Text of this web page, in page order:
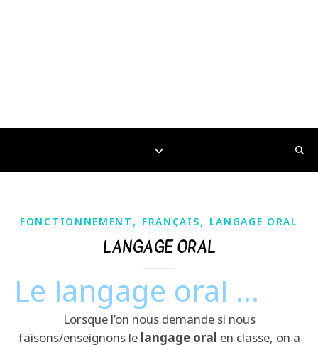
FONCTIONNEMENT , FRANÇAIS, LANGAGE ORAL
LANGAGE ORAL
Le langage oral …
Lorsque l’on nous demande si nous
faisons/enseignons le langage oral en classe, on a